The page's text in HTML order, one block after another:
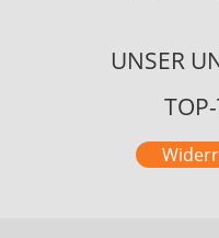
UNSER